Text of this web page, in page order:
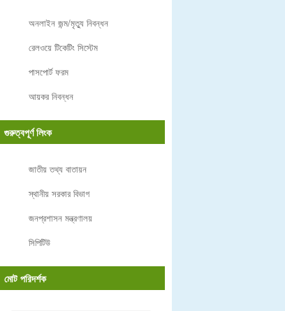
অনলাইন জন্ম/মৃত্যু নিবন্ধন
রেলওয়ে টিকেটিং সিস্টেম
পাসপোর্ট ফরম
আয়কর নিবন্ধন
গুরুত্বপূর্ণ লিংক
জাতীয় তথ্য বাতায়ন
স্থানীয় সরকার বিভাগ
জনপ্রশাসন মন্ত্রণালয়
সিপিটিউ
মোট পরিদর্শক